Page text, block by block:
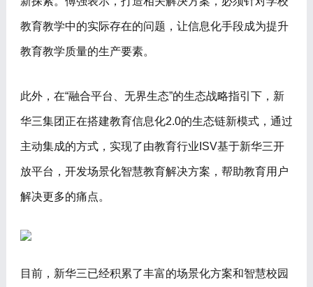
教育教学中的实际存在的问题，让信息化手段成为提升
教育教学质量的生产要素。
此外，在“融合平台、无界生态”的生态战略指引下，新
华三集团正在搭建教育信息化2.0的生态链新模式，通过
主动集成的方式，实现了由教育行业ISV基于新华三开
放平台，开发场景化智慧教育解决方案，帮助教育用户
解决更多的痛点。
目前，新华三已经积累了丰富的场景化方案和智慧校园